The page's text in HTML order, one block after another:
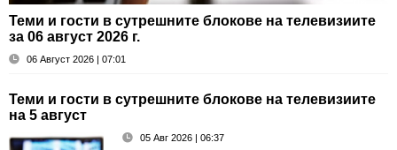
Теми и гости в сутрешните блокове на телевизиите
за 06 август 2026 г.
06 Август 2026 | 07:01
Теми и гости в сутрешните блокове на телевизиите
на 5 август
05 Авг 2026 | 06:37